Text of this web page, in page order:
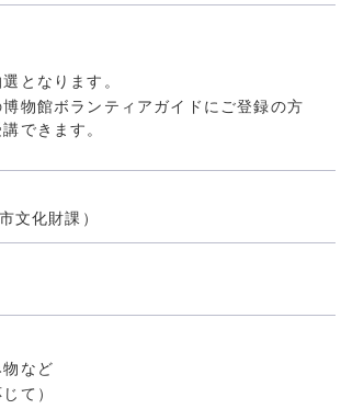
となります。
物館ボランティアガイドにご登録の方
できます。
文化財課）
など
て）